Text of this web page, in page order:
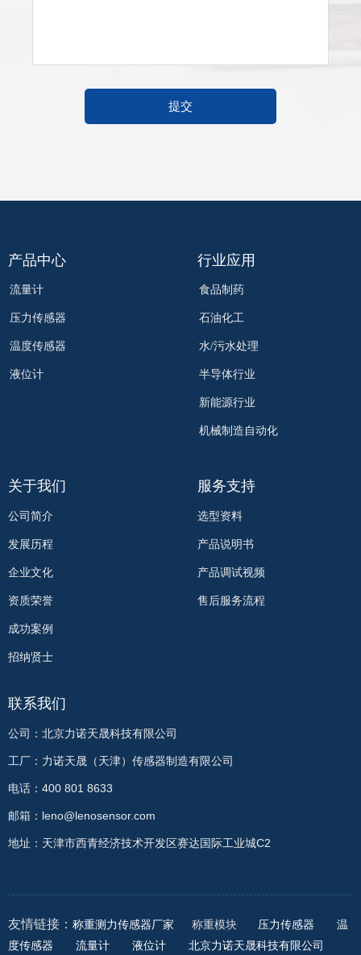
提交
产品中心
流量计
压力传感器
温度传感器
液位计
行业应用
食品制药
石油化工
水/污水处理
半导体行业
新能源行业
机械制造自动化
联系我们
公司：北京力诺天晟科技有限公司
工厂：力诺天晟（天津）传感器制造有限公司
电话：400 801 8633
邮箱：leno@lenosensor.com
地址：天津市西青经济技术开发区赛达国际工业城C2
关于我们
公司简介
发展历程
企业文化
资质荣誉
成功案例
招纳贤士
服务支持
选型资料
产品说明书
产品调试视频
售后服务流程
友情链接： 称重测力传感器厂家 称重模块 压力传感器
温
度传感器
流量计 液位计 北京力诺天晟科技有限公司